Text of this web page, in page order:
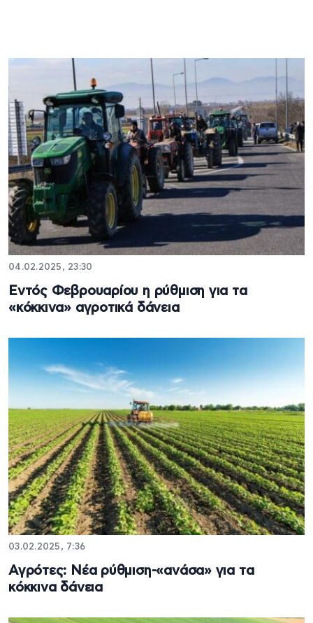
04.02.2025, 23:30
Εντός Φεβρουαρίου η ρύθμιση για τα
«κόκκινα» αγροτικά δάνεια
03.02.2025, 7:36
Αγρότες: Νέα ρύθμιση-«ανάσα» για τα
κόκκινα δάνεια